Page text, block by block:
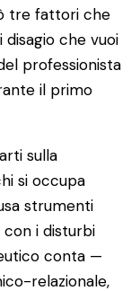
tre fattori che
che vuoi
professionista
il primo
sulla
si occupa
strumenti
i disturbi
conta —
relazionale,